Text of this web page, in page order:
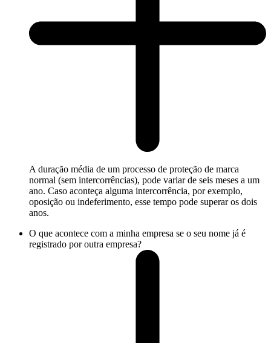
A duração média de um processo de proteção de marca
normal (sem intercorrências), pode variar de seis meses a um
ano. Caso aconteça alguma intercorrência, por exemplo,
oposição ou indeferimento, esse tempo pode superar os dois
anos.
O que acontece com a minha empresa se o seu nome já é
registrado por outra empresa?